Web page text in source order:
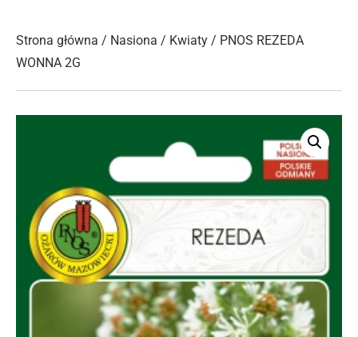
Strona główna / Nasiona / Kwiaty / PNOS REZEDA
WONNA 2G